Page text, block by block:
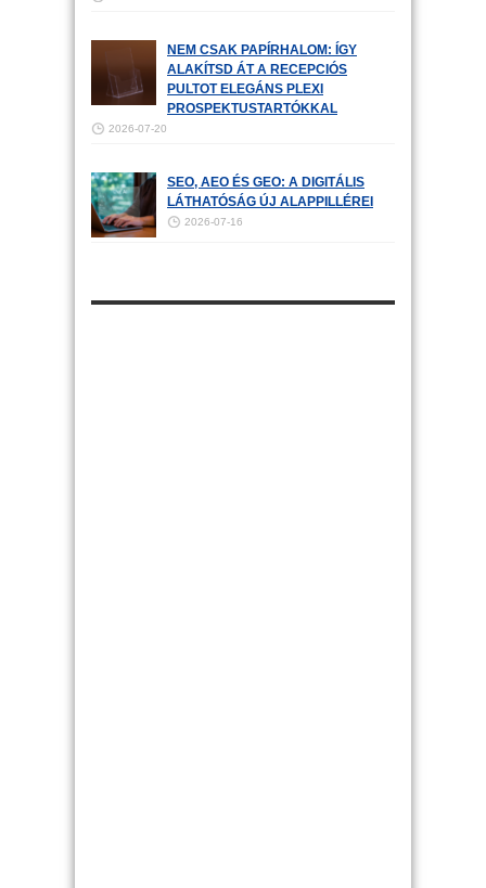
NEM CSAK PAPÍRHALOM: ÍGY
ALAKÍTSD ÁT A RECEPCIÓS
PULTOT ELEGÁNS PLEXI
PROSPEKTUSTARTÓKKAL
2026-07-20
SEO, AEO ÉS GEO: A DIGITÁLIS
LÁTHATÓSÁG ÚJ ALAPPILLÉREI
2026-07-16